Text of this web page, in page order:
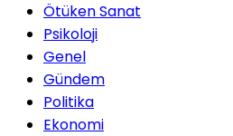
Ötüken Sanat
Psikoloji
Genel
Gündem
Politika
Ekonomi